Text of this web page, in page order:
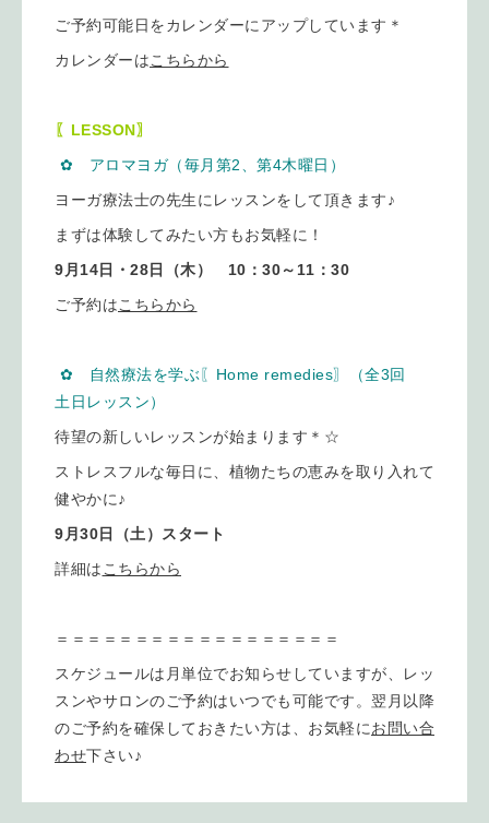
ご予約可能日をカレンダーにアップしています＊
カレンダーはこちらから
〖LESSON〗
✿ アロマヨガ（毎月第2、第4木曜日）
ヨーガ療法士の先生にレッスンをして頂きます♪
まずは体験してみたい方もお気軽に！
9月14日・28日（木） 10：30～11：30
ご予約はこちらから
✿ 自然療法を学ぶ〖 Home remedies〗（全3回
土日レッスン）
待望の新しいレッスンが始まります＊☆
ストレスフルな毎日に、植物たちの恵みを取り入れて
健やかに♪
9月30日（土）スタート
詳細は こちらから
＝＝＝＝＝＝＝＝＝＝＝＝＝＝＝＝＝＝
スケジュールは月単位でお知らせしていますが、レッ
スンやサロンのご予約はいつでも可能です。翌月以降
のご予約を確保しておきたい方は、お気軽にお問い合
わせ下さい♪